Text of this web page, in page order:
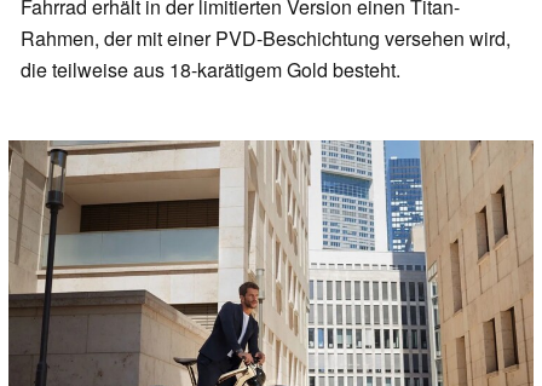
Fahrrad erhält in der limitierten Version einen Titan-
Rahmen, der mit einer PVD-Beschichtung versehen wird,
die teilweise aus 18-karätigem Gold besteht.